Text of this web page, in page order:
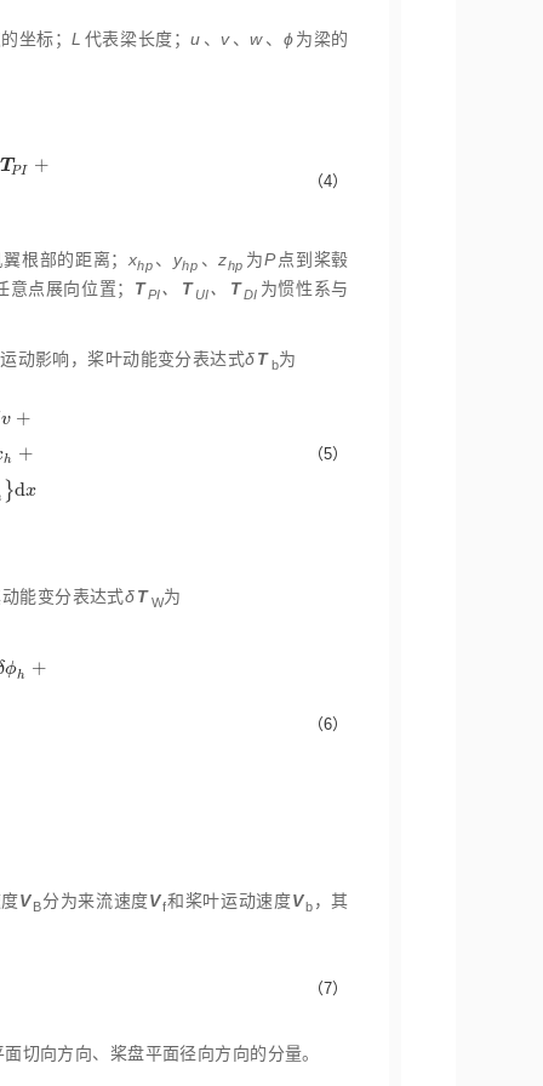
坐标；L 代表梁长度；u 、 v 、w、 ϕ为梁的
T PI
+
v w （4）
根部的距离； xhp 、 yhp 、zhp 为P 点到桨毂
意点展向位置； TPI、 T UI、 TDI 为惯性系与
动影响，桨叶动能变分表达式δTb为
v +
h +
}dx
w+ xh
（5）
能变分表达式δT W为
ϕh +
δu+
（6）
V B分为来流速度Vf和桨叶运动速度Vb ，其
（7）
切向方向、桨盘平面径向方向的分量。